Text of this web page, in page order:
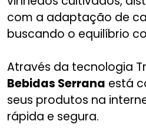
com a adaptação de
buscando o equilíbrio
Através da tecnologia
Bebidas Serrana está
seus produtos na
rápida e segura.